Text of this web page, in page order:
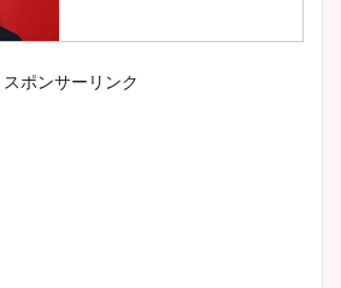
小室瑛莉子のカップ画像まと
スポンサーリンク